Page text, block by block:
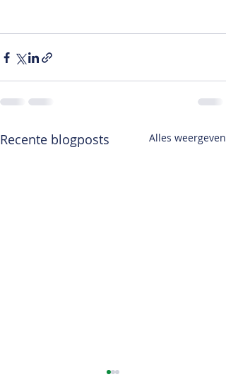
Recente blogposts Alles weergeven